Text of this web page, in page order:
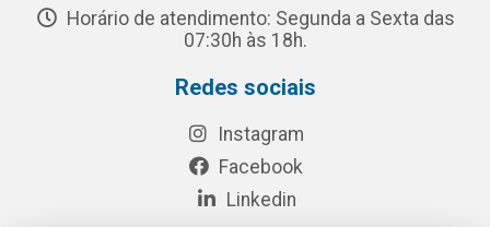
Horário de atendimento: Segunda a Sexta das
07:30h às 18h.
Redes sociais
Instagram
Facebook
Linkedin